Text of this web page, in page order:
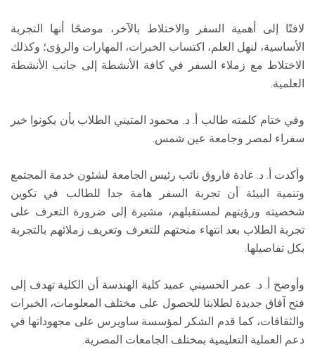
لافتًا إلى أهمية السفر والاختلاط بالآخر، موضحًا أنها التجربة
الأساسية، لنهل العلم، اكتساب الخبرات، المهارات والرؤى؛ وكذلك
الاختلاط مع زملاء السفر في كافة الأنشطة إلى جانب الأنشطة
العلمية.
وفي ختام كلمته طالب أ. د. محمود المتيني الطلاب بأن يكونوا خير
سفراء لمصر وجامعة عين شمس.
وأكدت أ. د. غادة فاروق نائب رئيس الجامعة لشئون خدمة المجتمع
وتنمية البيئة أن تجربة السفر هامة جدا للطالب في تكوين
شخصيته ورؤيتهم لمستقبلهم، مشيرة إلى ضرورة التعرف على
تجربة الطلاب بعد انتهاء منحتهم للتعرف وتعريف زملائهم بالتجربة
بكل تفاصيلها.
وأوضح أ. د. عمر الحسيني عميد كلية الهندسة أن الكلية تهدف إلى
فتح آفاق جديدة لطلابنا للحصول على مختلف المعلومات، الخبرات
والثقافات، كما قدم الشكر لمؤسسة ساويرس على مجهوداتها في
دعم العملية التعليمية بمختلف الجامعات المصرية.